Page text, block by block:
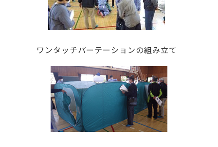
ワンタッチパーテーションの組み立て